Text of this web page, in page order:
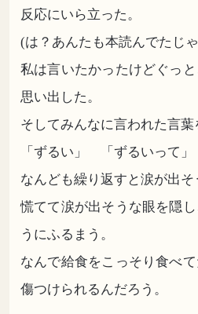
反応にいら立った。
(は？あんたも本読んでたじ
私は言いたかったけどぐっ
思い出した。
そしてみんなに言われた言葉
「ずるい」 「ずるいって」
なんども繰り返すと涙が出そ
慌てて涙が出そうな眼を隠
うにふるまう。
なんで給食をこっそり食べ
傷つけられるんだろう。